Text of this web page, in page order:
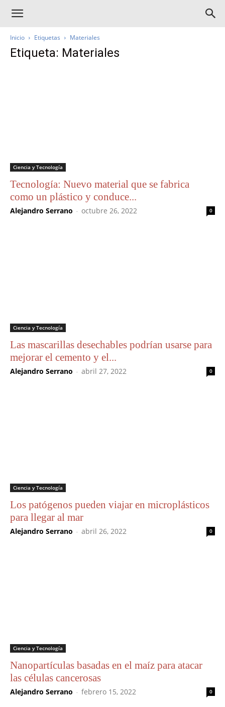
Inicio Etiquetas Materiales
Etiqueta: Materiales
Ciencia y Tecnología
Tecnología: Nuevo material que se fabrica
como un plástico y conduce...
Alejandro Serrano - octubre 26, 2022 0
Ciencia y Tecnología
Las mascarillas desechables podrían usarse para
mejorar el cemento y el...
Alejandro Serrano - abril 27, 2022 0
Ciencia y Tecnología
Los patógenos pueden viajar en microplásticos
para llegar al mar
Alejandro Serrano - abril 26, 2022 0
Ciencia y Tecnología
Nanopartículas basadas en el maíz para atacar
las células cancerosas
Alejandro Serrano - febrero 15, 2022 0